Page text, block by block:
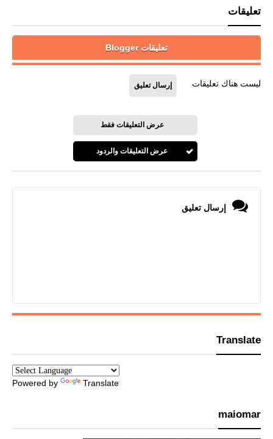
تعليقات
تعليقات Blogger
ليست هناك تعليقات إرسال تعليق
عرض التعليقات فقط
عرض التعليقات والردود
إرسال تعليق
Translate
Powered by Translate
maiomar